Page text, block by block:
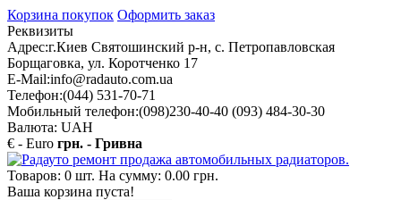
Корзина покупок Оформить заказ
Реквизиты
Адрес:г.Киев Святошинский р-н, с. Петропавловская
Борщаговка, ул. Коротченко 17
E-Mail:info@radauto.com.ua
Телефон:(044) 531-70-71
Мобильный телефон:(098)230-40-40 (093) 484-30-30
Валюта: UAH
€ - Euro грн. - Гривна
Товаров: 0 шт. На сумму: 0.00 грн.
Ваша корзина пуста!